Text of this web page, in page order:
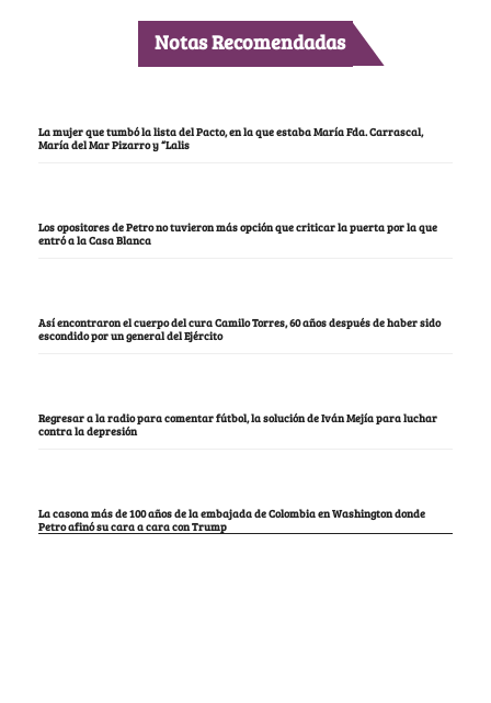
Notas Recomendadas
La mujer que tumbó la lista del Pacto, en la que estaba María Fda. Carrascal,
María del Mar Pizarro y “Lalis
Los opositores de Petro no tuvieron más opción que criticar la puerta por la que
entró a la Casa Blanca
Así encontraron el cuerpo del cura Camilo Torres, 60 años después de haber sido
escondido por un general del Ejército
Regresar a la radio para comentar fútbol, la solución de Iván Mejía para luchar
contra la depresión
La casona más de 100 años de la embajada de Colombia en Washington donde
Petro afinó su cara a cara con Trump